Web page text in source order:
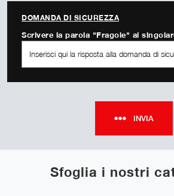
Sfoglia i nostri
DOMANDA DI SICUREZZA
Scrivere la parola "Fragole" al
INVIA